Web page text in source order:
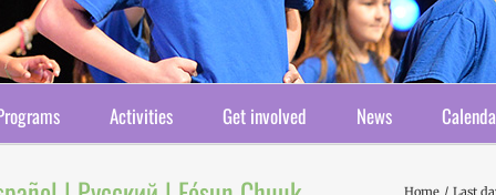
Activities Get involved News
Home Last